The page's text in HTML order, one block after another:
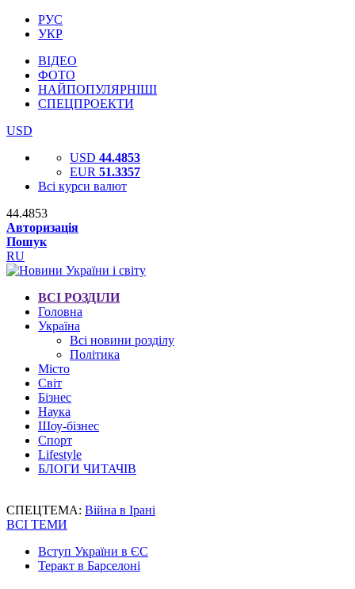
РУС
УКР
ВІДЕО
ФОТО
НАЙПОПУЛЯРНІШІ
СПЕЦПРОЕКТИ
USD
USD 44.4853
EUR 51.3357
Всі курси валют
44.4853
Авторизація
Пошук
RU
ВСІ РОЗДІЛИ
Головна
Україна
Всі новини розділу
Політика
Місто
Світ
Бізнес
Наука
Шоу-бізнес
Спорт
Lifestyle
БЛОГИ ЧИТАЧІВ
СПЕЦТЕМА: Війна в Ірані
ВСІ ТЕМИ
Вступ України в ЄС
Теракт в Барселоні